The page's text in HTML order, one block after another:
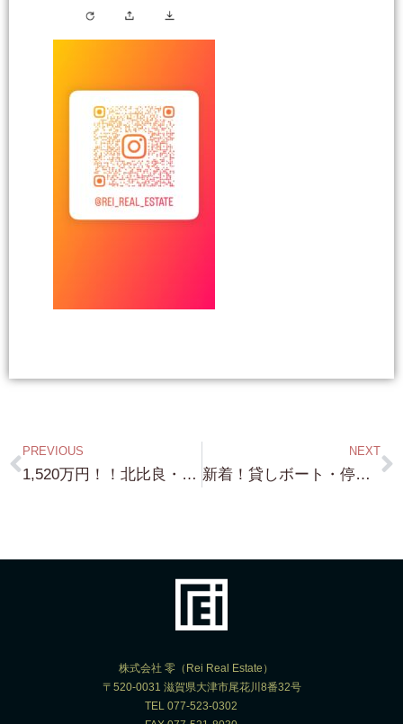
PREVIOUS
1,520万円！！北比良・琵琶湖眺望・敷地約152坪・建物建築可能（建蔽率60% 容積率100%）・徒歩で温泉行けます！・湖西道路からのアクセスが非常にいい場所です・北比良の環境の良い場所をお探しの方へ バッチリの物件です！⇒南禅寺界隈の邸宅・琵琶湖浜付き物件の詳細や情報開示の方法に関しては、弊社の LINE Account を 登録後 LINE より問合せ下さい
NEXT
新着！貸しボート・停泊・運営可能！・敷地約200坪・琵琶湖浜付土地（現状建物あり・解体更地渡）・敷地からボートの上げ下ろしが可能・大津市内の湖西エリア・これも 他では見つからない・琵琶湖畔に別荘用地をお探しで 自宅からボートの上げ下ろしをされたい方へ！⇒南禅寺界隈の邸宅・琵琶湖浜付き物件の詳細や情報開示の方法に関しては、弊社の LINE Account を 登録後 (LINE ID reirealestate)LINE より問合せ下さい！LOT No.15
株式会社 零（Rei Real Estate）
〒520-0031 滋賀県大津市尾花川8番32号
TEL 077-523-0302